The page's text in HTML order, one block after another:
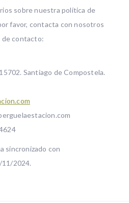
sobre nuestra política de
favor, contacta con nosotros
de contacto:
Santiago de Compostela.
sincronizado con
11/2024.